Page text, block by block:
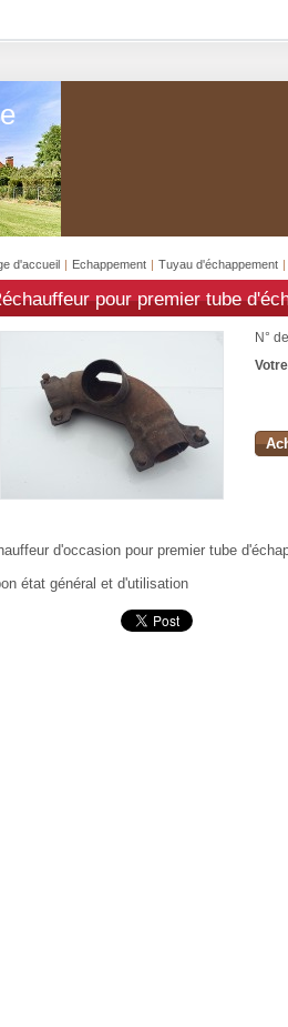
d'accueil | Echappement | Tuyau d'échappement |
pour premier tube
N°
d'occasion pour premier tube
état général et d'utilisation